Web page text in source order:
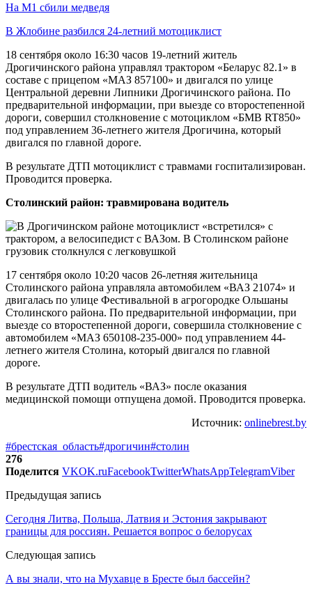
На М1 сбили медведя
В Жлобине разбился 24-летний мотоциклист
18 сентября около 16:30 часов 19-летний житель
Дрогичинского района управлял трактором «Беларус 82.1» в
составе с прицепом «МАЗ 857100» и двигался по улице
Центральной деревни Липники Дрогичинского района. По
предварительной информации, при выезде со второстепенной
дороги, совершил столкновение с мотоциклом «БМВ RT850»
под управлением 36-летнего жителя Дрогичина, который
двигался по главной дороге.
В результате ДТП мотоциклист с травмами госпитализирован.
Проводится проверка.
Столинский район: травмирована водитель
17 сентября около 10:20 часов 26-летняя жительница
Столинского района управляла автомобилем «ВАЗ 21074» и
двигалась по улице Фестивальной в агрогородке Ольшаны
Столинского района. По предварительной информации, при
выезде со второстепенной дороги, совершила столкновение с
автомобилем «МАЗ 650108-235-000» под управлением 44-
летнего жителя Столина, который двигался по главной
дороге.
В результате ДТП водитель «ВАЗ» после оказания
медицинской помощи отпущена домой. Проводится проверка.
Источник: onlinebrest.by
#брестская_область#дрогичин#столин
276
Поделится VKOK.ruFacebookTwitterWhatsAppTelegramViber
Предыдущая запись
Сегодня Литва, Польша, Латвия и Эстония закрывают
границы для россиян. Решается вопрос о белорусах
Следующая запись
А вы знали, что на Мухавце в Бресте был бассейн?